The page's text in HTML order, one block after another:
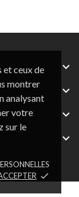
et ceux de
montrer
analysant
votre
sur le
done



